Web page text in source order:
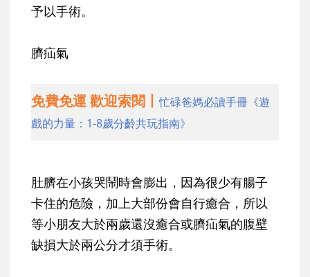
予以手術。
臍疝氣
免費免運 歡迎索閱丨忙碌爸媽必讀手冊《遊
戲的力量：1-8歲分齡共玩指南》
肚臍在小孩哭鬧時會膨出，因為很少有腸子
卡住的危險，加上大部份會自行癒合，所以
等小朋友大於兩歲還沒癒合或臍疝氣的腹壁
缺損大於兩公分才須手術。